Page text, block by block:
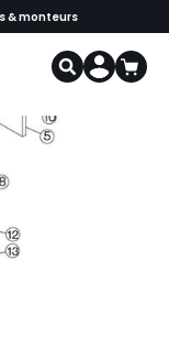
1000+ kachels en